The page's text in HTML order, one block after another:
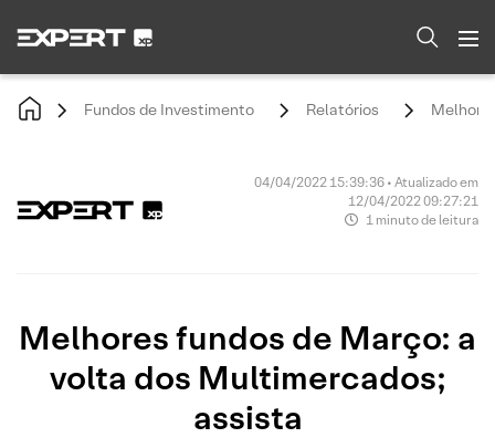
Fundos de Investimento Relatórios
04/04/2022 15:39:36 • Atualizado em
12/04/2022 09:27:21
1 minuto de leitura
Melhores fundos de Março: a
volta dos Multimercados;
assista